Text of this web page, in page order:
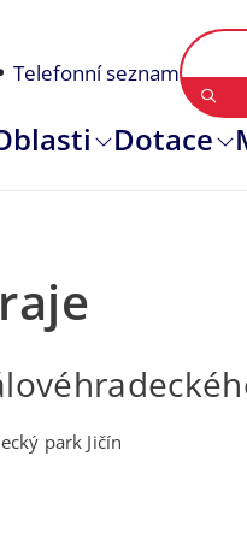
Telefonní seznam
Dotace
park Jičín